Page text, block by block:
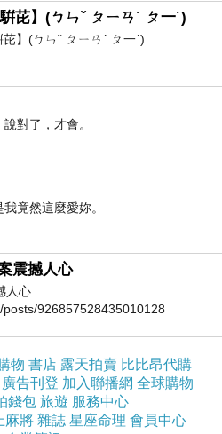
芘】(ㄅㄣˇ ㄆㄧㄢˊ ㄆ一ˊ)
】(ㄅㄣˇ ㄆㄧㄢˊ ㄆ一ˊ)
對了，才會。
竟然這麼愛妳。
震撼人心
人心
926857528435010128
物 書店 露天拍賣 比比昂代購
廣告刊登 加入聯播網 全球購物
錢包 旅遊 服務中心
麻將 雜誌 星座命理 會員中心